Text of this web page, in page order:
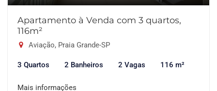
Apartamento à Venda com 3 quartos,
116m²
Aviação, Praia Grande-SP
3 Quartos 2 Banheiros 2 Vagas 116 m²
Mais informações